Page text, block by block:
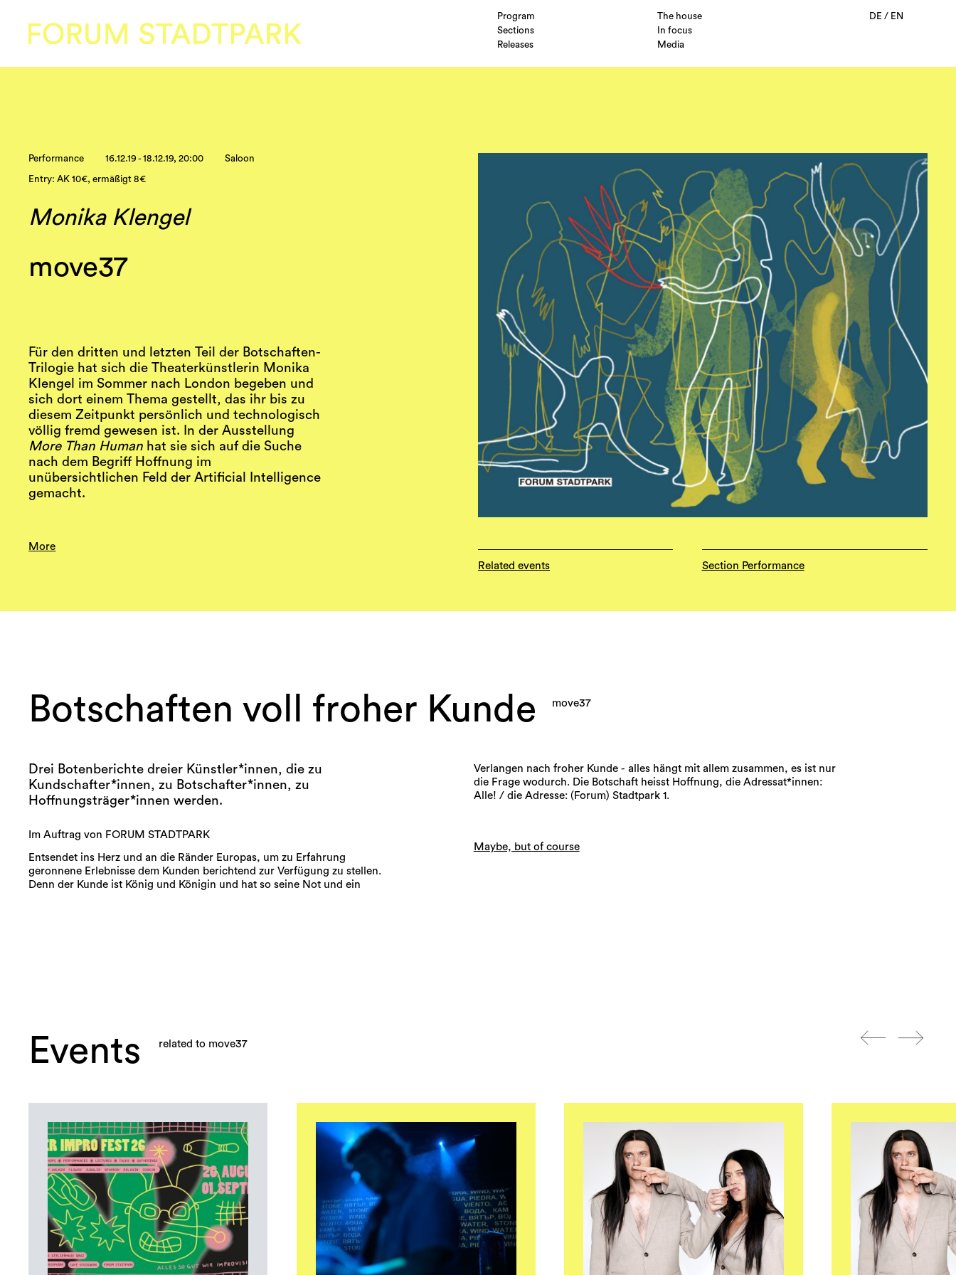
Program
The house
Sections
In focus
Releases
Media
DE/ EN
Performance 16.12.19 - 18.12.19, 20:00 Saloon
Entry: AK 10€, ermäßigt 8€
Monika Klengel
move37
Für den dritten und letzten Teil der Botschaften-
Trilogie hat sich die Theaterkünstlerin Monika
Klengel im Sommer nach London begeben und
sich dort einem Thema gestellt, das ihr bis zu
diesem Zeitpunkt persönlich und technologisch
völlig fremd gewesen ist. In der Ausstellung
More Than Human hat sie sich auf die Suche
nach dem Begriff Hoffnung im
unübersichtlichen Feld der Artificial Intelligence
gemacht.
More
Related events
Section Performance
Botschaften voll froher Kunde move37
Drei Botenberichte dreier Künstler*innen, die zu
Kundschafter*innen, zu Botschafter*innen, zu
Hoffnungsträger*innen werden.
Im Auftrag von FORUM STADTPARK
Entsendet ins Herz und an die Ränder Europas, um zu Erfahrung
geronnene Erlebnisse dem Kunden berichtend zur Verfügung zu stellen.
Denn der Kunde ist König und Königin und hat so seine Not und ein
Verlangen nach froher Kunde - alles hängt mit allem zusammen, es ist nur
die Frage wodurch. Die Botschaft heisst Hoffnung, die Adressat*innen:
Alle! / die Adresse: (Forum) Stadtpark 1.
Maybe, but of course
Events related to move37